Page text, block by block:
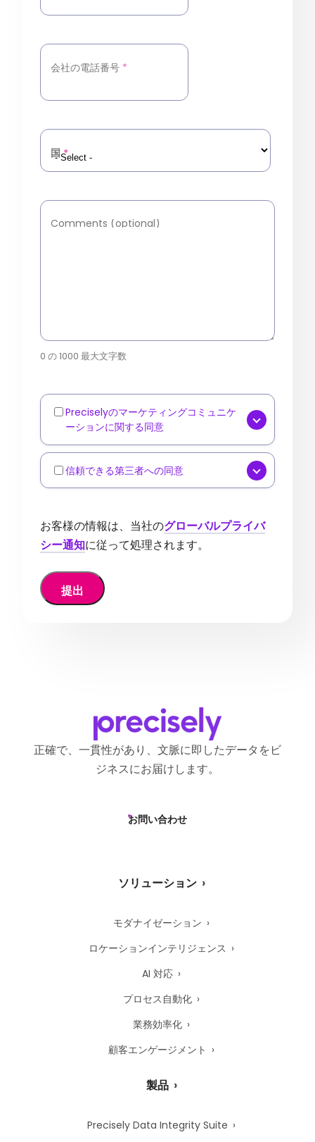
会社の電話番号 *
国 *
Comments (optional)
0 の 1000 最大文字数
Marketing
Communications
Preciselyのマーケティングコミュニケ
ーションに関する同意
はい、Precisely
[オプション]
からニュースレター、製品アップ
デート、業界コンテンツ、イベン
ュニケーションをEメールで受け
取ることに同意します。受信した
を使用するか、
イバシーウェブフォーム
Third-
Party
Sharing
信頼できる第三者への同意
ナーと、オファー、プロモーショ
ン、および製品やサービスに関す
る情報を送信する目的で私の個人
データを共有することに同意しま
す。Preciselyのプライバシーウ
お客様の情報は、当社のグローバルプライバ
シー通知に従って処理されます。
正確で、一貫性があり、文脈に即したデータをビ
ジネスにお届けします。
お問い合わせ
ソリューション
モダナイゼーション
ロケーションインテリジェンス
AI 対応
プロセス自動化
業務効率化
顧客エンゲージメント
製品
Precisely Data Integrity Suite